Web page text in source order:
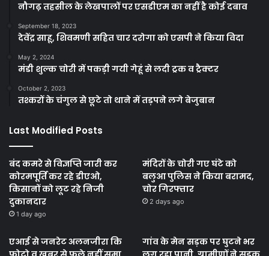
नौगढ़ तहसील के लेखपालों पर एसडीएम का नहीं है कोई दबाव
September 18, 2023
देवेंद्र साहू, शिवमणी सहित चार दरोगा को एसपी ने किया विदा
May 2, 2024
मंडी शुल्क चोरी में पकड़ी गयी गेहूं से लदी ट्रक व ट्रैक्टर
October 2, 2023
तश्करों के चंगुल से छूटे तो थाने में तड़पने लगे बेजुबान
Last Modified Posts
बंद कमरे से विज्ञप्ति जारी कर
कोरमपूर्ति कर रहे डीएओ,
किसानों को लूट रहे निजी
दुकानदार
1 day ago
मंदिरों के चोरी गए घंटे को
बलुआ पुलिस ने किया बरामद,
चोर गिरफ्तार
2 days ago
एआई से जनरेट अलनजीरा कि
गांव के मेन सड़क पर घुटने भर